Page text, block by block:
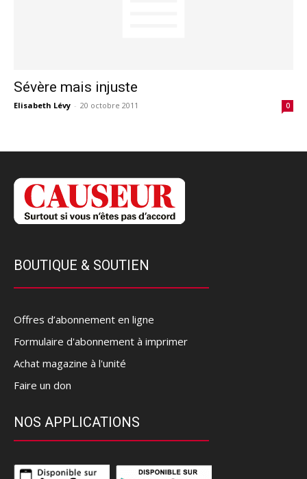
Sévère mais injuste
Elisabeth Lévy - 20 octobre 2011 0
BOUTIQUE & SOUTIEN
Offres d’abonnement en ligne
Formulaire d'abonnement à imprimer
Achat magazine à l'unité
Faire un don
NOS APPLICATIONS